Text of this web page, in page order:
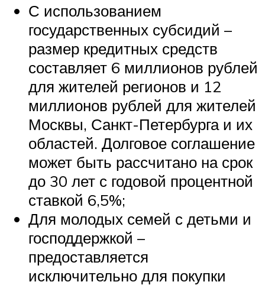
С использованием
государственных субсидий –
размер кредитных средств
составляет 6 миллионов рублей
для жителей регионов и 12
миллионов рублей для жителей
Москвы, Санкт-Петербурга и их
областей. Долговое соглашение
может быть рассчитано на срок
до 30 лет с годовой процентной
ставкой 6,5%;
Для молодых семей с детьми и
господдержкой –
предоставляется
исключительно для покупки